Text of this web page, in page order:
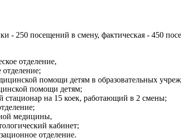
- 250 посещений в смену, фактическая - 450
отделение,
отделение;
помощи детям в образовательных
помощи детям;
на 15 коек, работающий в 2 смены;
медицины,
кабинет;
отделение.